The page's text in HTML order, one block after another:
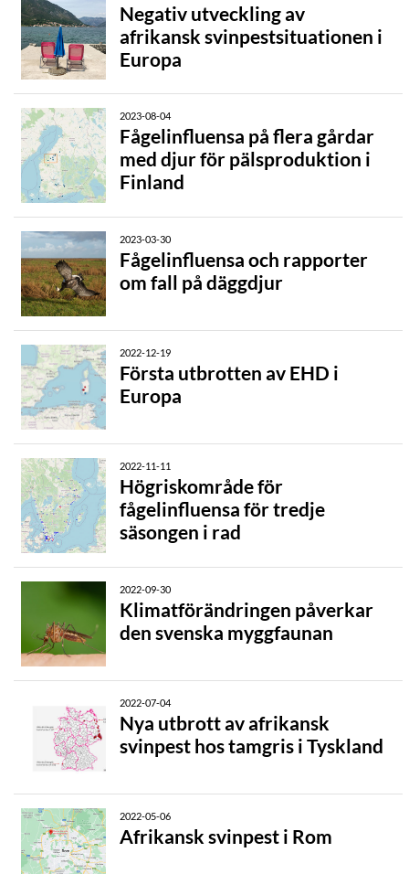
Negativ utveckling av
afrikansk svinpestsituationen i
Europa
2023-08-04
Fågelinfluensa på flera gårdar
med djur för pälsproduktion i
Finland
2023-03-30
Fågelinfluensa och rapporter
om fall på däggdjur
2022-12-19
Första utbrotten av EHD i
Europa
2022-11-11
Högriskområde för
fågelinfluensa för tredje
säsongen i rad
2022-09-30
Klimatförändringen påverkar
den svenska myggfaunan
2022-07-04
Nya utbrott av afrikansk
svinpest hos tamgris i Tyskland
2022-05-06
Afrikansk svinpest i Rom